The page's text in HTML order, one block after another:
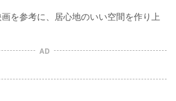
を参考に、居心地のいい空間を作り上
AD